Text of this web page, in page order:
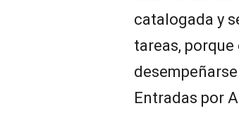
catalogada y
tareas,
Entradas por